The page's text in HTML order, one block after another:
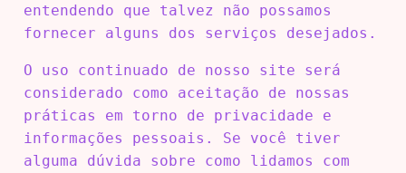
entendendo que talvez não possamos
fornecer alguns dos serviços desejados.
O uso continuado de nosso site será
considerado como aceitação de nossas
práticas em torno de privacidade e
informações pessoais. Se você tiver
alguma dúvida sobre como lidamos com